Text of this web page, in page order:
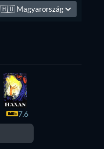
🇭🇺 Magyarország
7.6